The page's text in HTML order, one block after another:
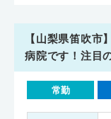
【山梨県笛吹
病院です！注目
常勤